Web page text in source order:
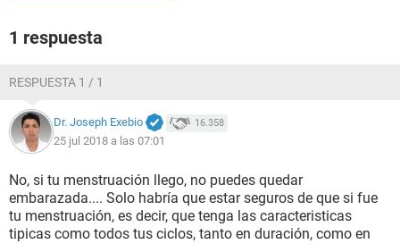
1 respuesta
RESPUESTA 1 / 1
Dr. Joseph Exebio 16.358
25 jul 2018 a las 07:01
No, si tu menstruación llego, no puedes quedar
embarazada.... Solo habría que estar seguros de que si fue
tu menstruación, es decir, que tenga las caracteristicas
tipicas como todos tus ciclos, tanto en duración, como en